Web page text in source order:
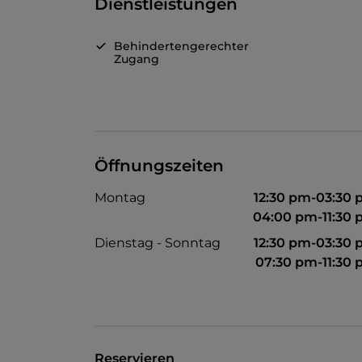
Dienstleistungen
Behindertengerechter
Zugang
Öffnungszeiten
Montag
12:30 pm-03:30
04:00 pm-11:30
Dienstag - Sonntag
12:30 pm-03:30
07:30 pm-11:30
Reservieren